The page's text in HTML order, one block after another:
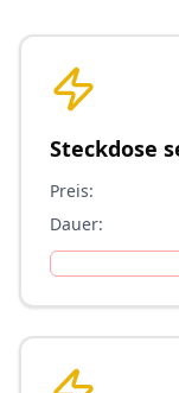
Steckdose
Preis:
Dauer: